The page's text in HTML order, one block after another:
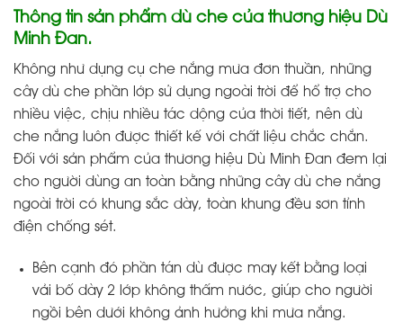
Thông tin sản phẩm dù che của thương hiệu Dù
Minh Đan.
Không như dụng cụ che nắng mưa đơn thuần, những
cây dù che phần lớp sử dụng ngoài trời để hổ trợ cho
nhiều việc, chịu nhiều tác dộng của thời tiết, nên dù
che nắng luôn được thiết kế với chất liệu chắc chắn.
Đối với sản phẩm của thương hiệu Dù Minh Đan đem lại
cho người dùng an toàn bằng những cây dù che nắng
ngoài trời có khung sắc dày, toàn khung đều sơn tỉnh
điện chống sét.
Bên cạnh đó phần tán dù được may kết bằng loại
vải bố dày 2 lớp không thấm nước, giúp cho người
ngồi bên dưới không ảnh hưởng khi mưa nắng.